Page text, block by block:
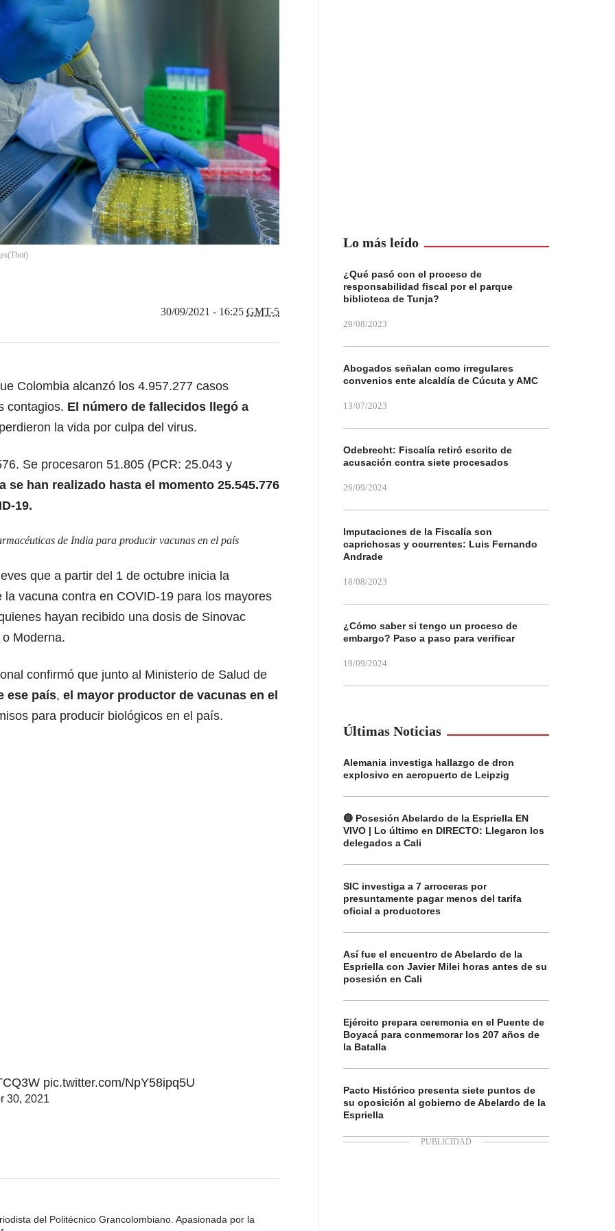
(Thot)
30/09/2021 - 16:25 GMT-5
Colombia alcanzó los 4.957.277 casos
contagios. El número de fallecidos llegó a
la vida por culpa del virus.
Se procesaron 51.805 (PCR: 25.043 y
se han realizado hasta el momento 25.545.776
19.
de India para producir vacunas en el país
que a partir del 1 de octubre inicia la
vacuna contra en COVID-19 para los mayores
hayan recibido una dosis de Sinovac
Moderna.
confirmó que junto al Ministerio de Salud de
ese país, el mayor productor de vacunas en el
para producir biológicos en el país.
pic.twitter.com/NpY58ipq5U
30, 2021
del Politécnico Grancolombiano. Apasionada por la
Lo más leído
¿Qué pasó con el proceso de
responsabilidad fiscal por el parque
biblioteca de Tunja?
29/08/2023
Abogados señalan como irregulares
convenios ente alcaldía de Cúcuta y AMC
13/07/2023
Odebrecht: Fiscalía retiró escrito de
acusación contra siete procesados
26/09/2024
Imputaciones de la Fiscalía son
caprichosas y ocurrentes: Luis Fernando
Andrade
18/08/2023
¿Cómo saber si tengo un proceso de
embargo? Paso a paso para verificar
19/09/2024
Últimas Noticias
Alemania investiga hallazgo de dron
explosivo en aeropuerto de Leipzig
🔴 Posesión Abelardo de la Espriella EN
VIVO | Lo último en DIRECTO: Llegaron los
delegados a Cali
SIC investiga a 7 arroceras por
presuntamente pagar menos del tarifa
oficial a productores
Así fue el encuentro de Abelardo de la
Espriella con Javier Milei horas antes de su
posesión en Cali
Ejército prepara ceremonia en el Puente de
Boyacá para conmemorar los 207 años de
la Batalla
Pacto Histórico presenta siete puntos de
su oposición al gobierno de Abelardo de la
Espriella